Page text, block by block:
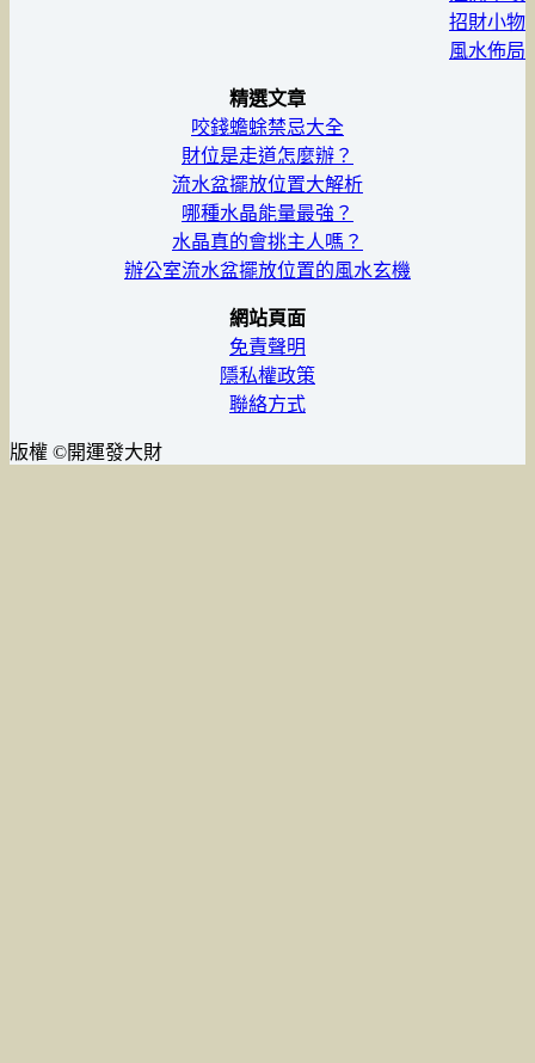
招財小物
風水佈局
精選文章
咬錢蟾蜍禁忌大全
財位是走道怎麼辦？
流水盆擺放位置大解析
哪種水晶能量最強？
水晶真的會挑主人嗎？
辦公室流水盆擺放位置的風水玄機
網站頁面
免責聲明
隱私權政策
聯絡方式
版權 ©開運發大財